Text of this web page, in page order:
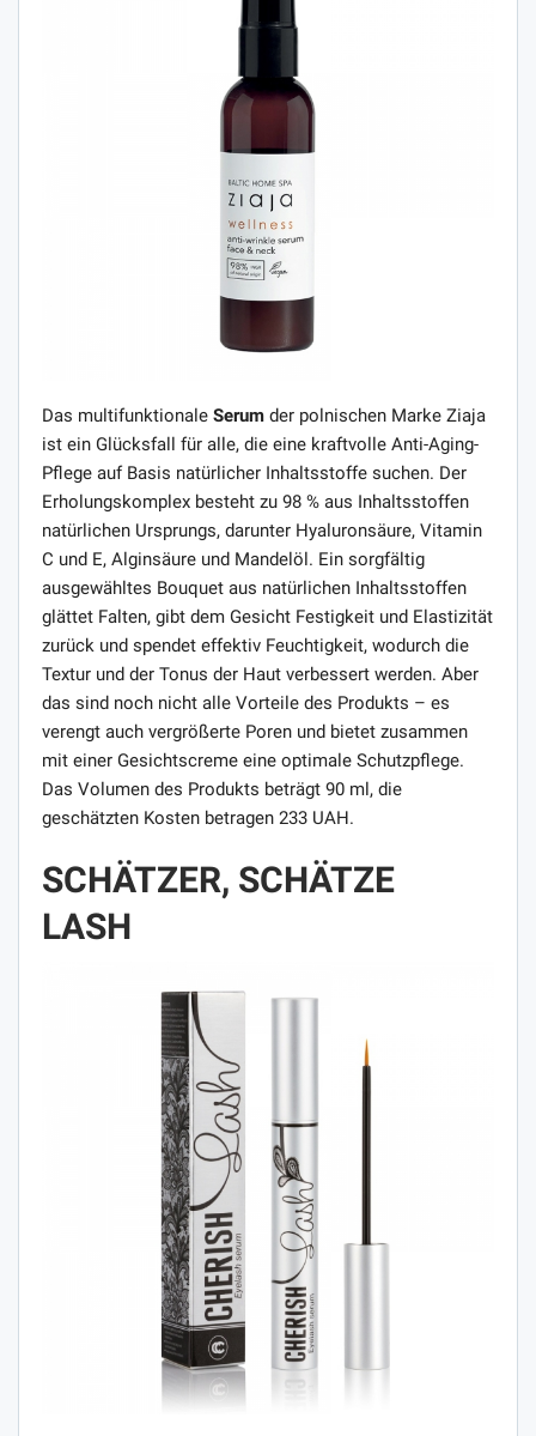
Das multifunktionale Serum der polnischen Marke Ziaja
ist ein Glücksfall für alle, die eine kraftvolle Anti-Aging-
Pflege auf Basis natürlicher Inhaltsstoffe suchen. Der
Erholungskomplex besteht zu 98 % aus Inhaltsstoffen
natürlichen Ursprungs, darunter Hyaluronsäure, Vitamin
C und E, Alginsäure und Mandelöl. Ein sorgfältig
ausgewähltes Bouquet aus natürlichen Inhaltsstoffen
glättet Falten, gibt dem Gesicht Festigkeit und Elastizität
zurück und spendet effektiv Feuchtigkeit, wodurch die
Textur und der Tonus der Haut verbessert werden. Aber
das sind noch nicht alle Vorteile des Produkts – es
verengt auch vergrößerte Poren und bietet zusammen
mit einer Gesichtscreme eine optimale Schutzpflege.
Das Volumen des Produkts beträgt 90 ml, die
geschätzten Kosten betragen 233 UAH.
SCHÄTZER, SCHÄTZE
LASH